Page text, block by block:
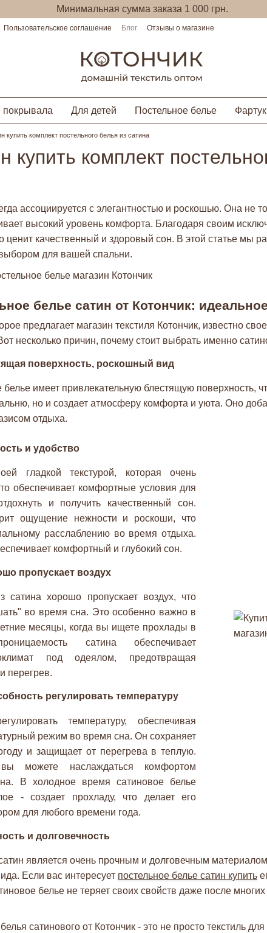
Минимальная сумма заказа 1 000 грн.
Пользовательское соглашение Блог
Отзывы о магазине
Для детей Постельное белье
купить комплект постельного белья из сатина
купить комплект
ассоциируется с элегантностью и роскошью. Она не
высокий уровень комфорта. Благодаря своим
ценит качественный и здоровый сон. В этой статье мы
для вашей спальни.
белье сатин от Котончик:
предлагает магазин текстиля Котончик, известно
несколько причин, почему стоит выбрать именно
поверхность, роскошный вид
белье имеет привлекательную блестящую поверхность,
но и создает атмосферу комфорта и уюта. Оно
отдыха.
и удобство
гладкой текстурой, которая очень
обеспечивает комфортные условия для
и получить качественный сон.
ощущение нежности и роскоши, что
расслаблению во время отдыха.
комфортный и глубокий сон.
пропускает воздух
сатина хорошо пропускает воздух, что
во время сна. Это особенно важно в
месяцы, когда вы ищете прохлады в
сатина обеспечивает
под одеялом, предотвращая
перегрев.
регулировать температуру
температуру, обеспечивая
режим во время сна. Он сохраняет
и защищает от перегрева в теплую.
можете наслаждаться комфортом
В холодное время сатиновое белье
- создает прохладу, что делает его
для любого времени года.
и долговечность
является очень прочным и долговечным
Если вас интересует постельное белье сатин купить
белье не теряет своих свойств даже после
сатинового от Котончик - это не просто текстиль